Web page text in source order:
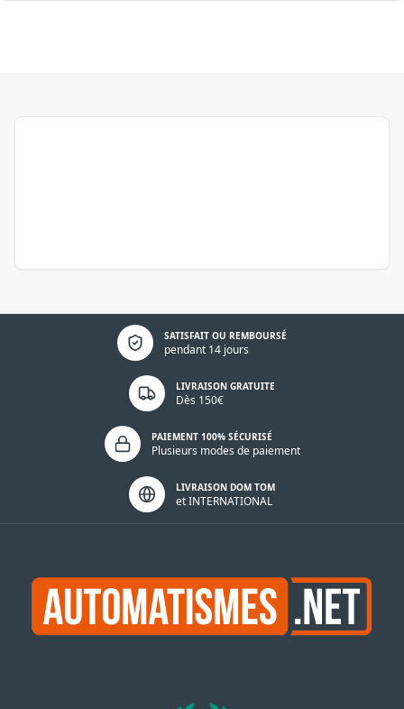
SATISFAIT OU REMBOURSÉ
pendant 14 jours
Politique de confidentialité
LIVRAISON GRATUITE
Dès 150€
PAIEMENT 100% SÉCURISÉ
Plusieurs modes de paiement
LIVRAISON DOM TOM
et INTERNATIONAL